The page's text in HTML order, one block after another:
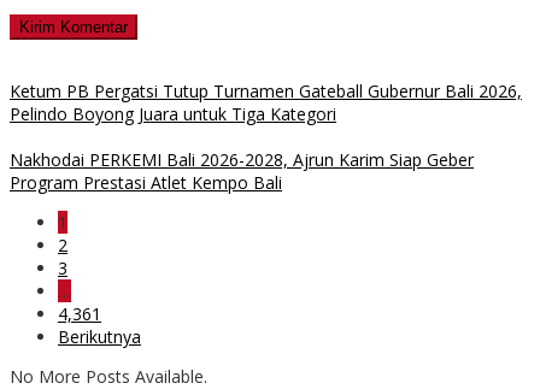
Ketum PB Pergatsi Tutup Turnamen Gateball Gubernur Bali 2026,
Pelindo Boyong Juara untuk Tiga Kategori
Nakhodai PERKEMI Bali 2026-2028, Ajrun Karim Siap Geber
Program Prestasi Atlet Kempo Bali
1
2
3
…
4,361
Berikutnya
No More Posts Available.